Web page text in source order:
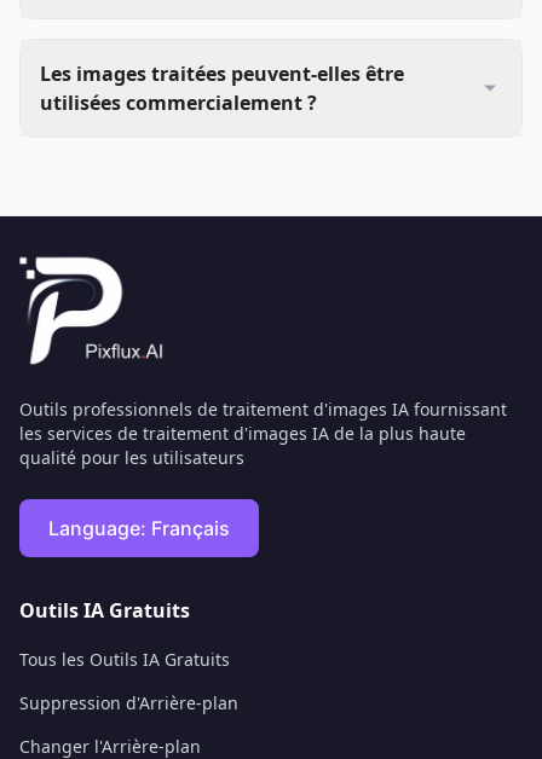
Les images traitées peuvent-elles être
utilisées commercialement ?
Outils professionnels de traitement d'images IA fournissant
les services de traitement d'images IA de la plus haute
qualité pour les utilisateurs
Language: Français
Outils IA Gratuits
Tous les Outils IA Gratuits
Suppression d'Arrière-plan
Changer l'Arrière-plan